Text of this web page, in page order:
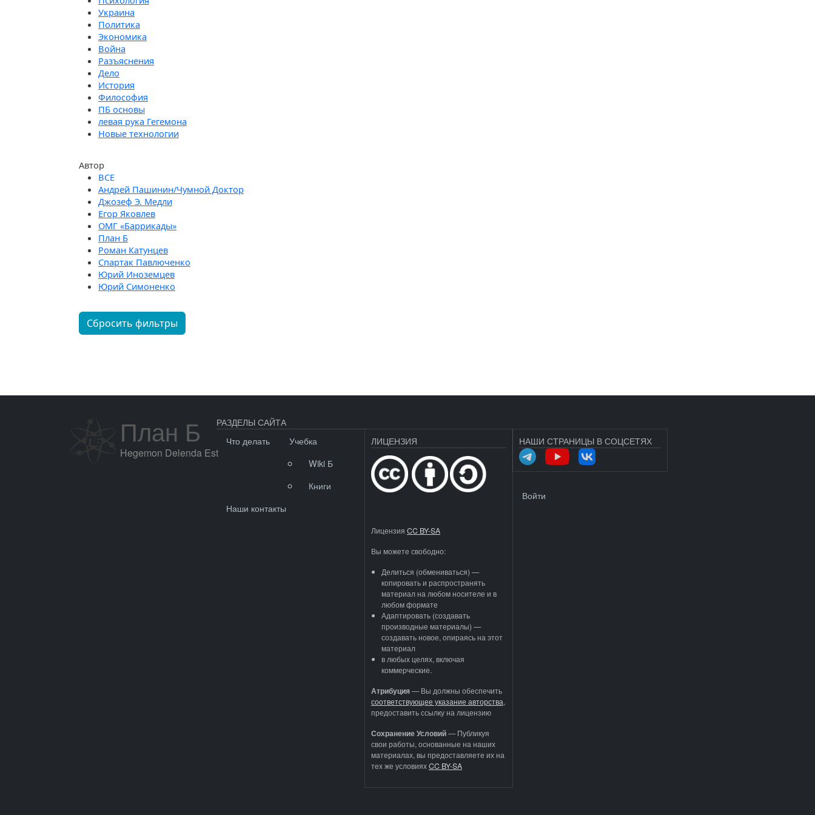
Украина
Политика
Экономика
Война
Разъяснения
Дело
История
Философия
ПБ основы
левая рука Гегемона
Новые технологии
Автор
Андрей Пашинин/Чумной Доктор
Джозеф Э. Медли
Егор Яковлев
ОМГ «Баррикады»
План Б
Роман Катунцев
Спартак Павлюченко
Юрий Иноземцев
Юрий Симоненко
Сбросить фильтры
План Б
Hegemon Delenda Est
РАЗДЕЛЫ САЙТА
Что делать
Учебка
Wiki Б
Книги
Наши контакты
ЛИЦЕНЗИЯ
Лицензия CC BY-SA
Вы можете свободно:
Делиться (обмениваться) —
копировать и распространять
материал на любом носителе и в
любом формате
Адаптировать (создавать
производные материалы) —
создавать новое, опираясь на этот
материал
в любых целях, включая
коммерческие.
Атрибуция—Вы должны обеспечить
соответствующее указание авторства,
предоставить ссылку на лицензию
Сохранение Условий— Публикуя
свои работы, основанные на наших
материалах, вы предоставляете их на
тех же условияхCC BY-SA
НАШИ СТРАНИЦЫ В СОЦСЕТЯХ
Войти